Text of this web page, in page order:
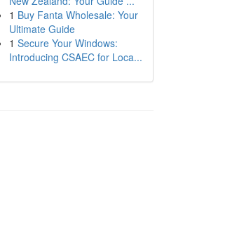
1 Buy Fanta Wholesale: Your
Ultimate Guide
1 Secure Your Windows:
Introducing CSAEC for Loca...